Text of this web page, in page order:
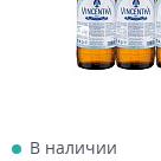
В наличии